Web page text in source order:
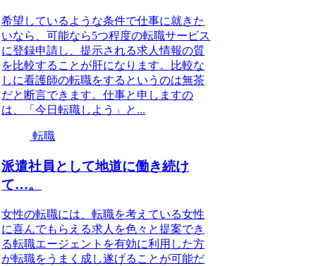
希望しているような条件で仕事に就きた
いなら、可能なら5つ程度の転職サービス
に登録申請し、提示される求人情報の質
を比較することが肝になります。比較な
しに看護師の転職をするというのは無茶
だと断言できます。仕事と申しますの
は、「今日転職しよう」と...
転職
派遣社員として地道に働き続け
て…。
女性の転職には、転職を考えている女性
に喜んでもらえる求人を色々と提案でき
る転職エージェントを有効に利用した方
が転職をうまく成し遂げることが可能だ